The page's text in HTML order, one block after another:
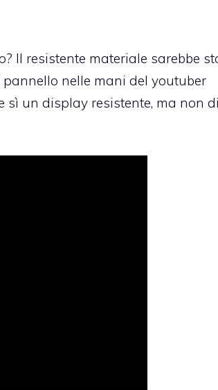
Il resistente materiale sarebbe
nelle mani del youtuber
sì un display resistente, ma non di